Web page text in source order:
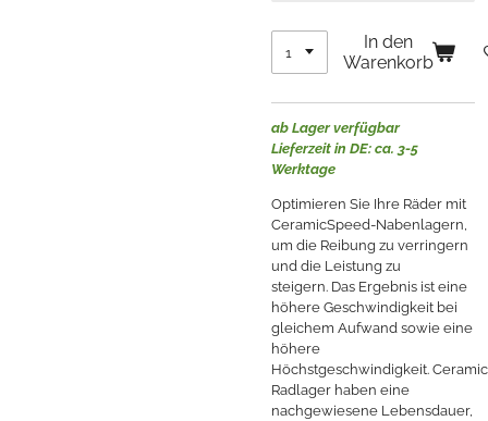
In den
Warenkorb
ab Lager verfügbar
Lieferzeit in DE: ca. 3-5
Werktage
Optimieren Sie Ihre Räder mit
CeramicSpeed-Nabenlagern,
um die Reibung zu verringern
und die Leistung zu
steigern. Das Ergebnis ist eine
höhere Geschwindigkeit bei
gleichem Aufwand sowie eine
höhere
Höchstgeschwindigkeit.
Radlager haben eine
nachgewiesene Lebensdauer,